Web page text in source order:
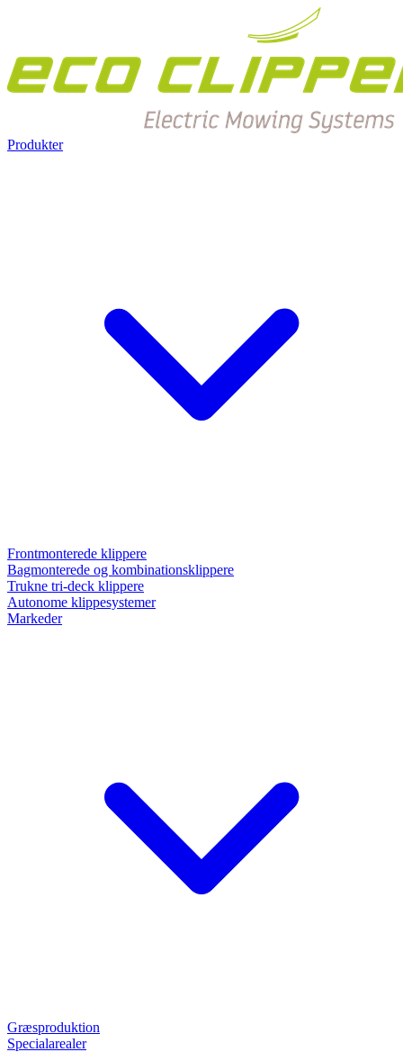
Produkter
Frontmonterede klippere
Bagmonterede og kombinationsklippere
Trukne tri-deck klippere
Autonome klippesystemer
Markeder
Græsproduktion
Specialarealer